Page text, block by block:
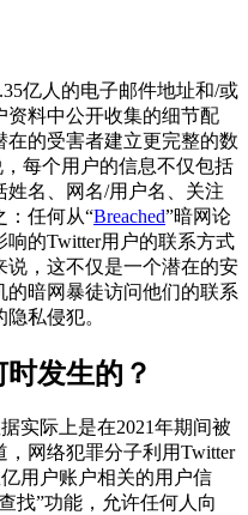
亿人的电子邮件地址和/或
资料中公开收集的细节配
的受害者建立更完整的数
，每个用户的信息不仅包括
名、网名/用户名、关注
：任何从“Breached”暗网论
的Twitter用户的联系方式
，这不仅是一个潜在的安
暗网暴徒访问他们的联系
私侵犯。
发生的？
实际上是在2021年期间被
网络犯罪分子利用Twitter
用户账户相关的用户信
找”功能，允许任何人向